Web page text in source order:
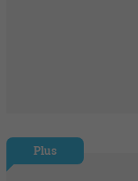
Plus